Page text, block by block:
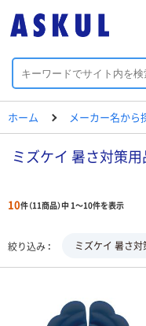
ホーム メーカー名から
ミズケイ 暑さ対策用
10件（11商品）中 1～10件を表示
絞り込み ミズケイ 暑さ対